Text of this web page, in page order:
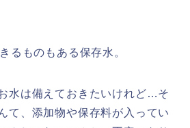
るものもある保存水。
水は備えておきたいけれど…そ
て、添加物や保存料が入ってい